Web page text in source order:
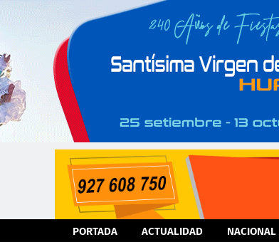
PORTADA ACTUALIDAD NACIONAL